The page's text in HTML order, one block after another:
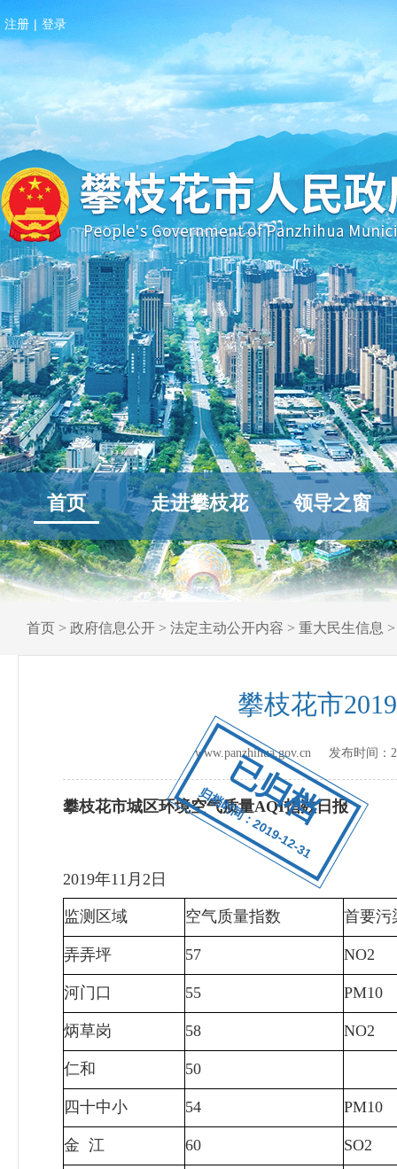
已归档
归档时间：2019-12-31
注册 | 登录
首页 走进攀枝花 领导之窗
首页 > 政府信息公开 > 法定主动公开内容 > 重大民生信息
攀枝花市
www.panzhihua.gov.cn 发布时间：
攀枝花市城区环境空气质量AQI指数日报
2019年11月2日
监测区域 空气质量指数 首要污
弄弄坪 57 NO2
河门口 55 PM10
炳草岗 58 NO2
仁和 50
四十中小 54 PM10
金 江 60 SO2